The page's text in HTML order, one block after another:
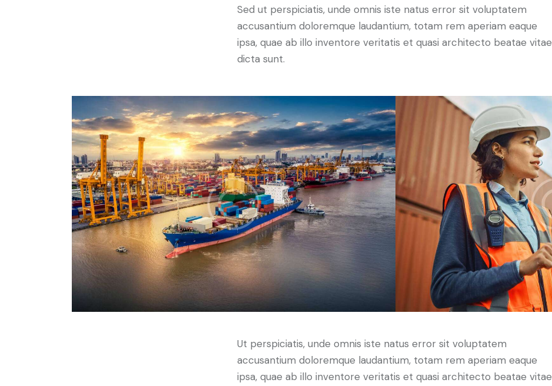
Sed ut perspiciatis, unde omnis iste natus error sit voluptatem
accusantium doloremque laudantium, totam rem aperiam eaque
ipsa, quae ab illo inventore veritatis et quasi architecto beatae vitae
dicta sunt.
Ut perspiciatis, unde omnis iste natus error sit voluptatem
accusantium doloremque laudantium, totam rem aperiam eaque
ipsa, quae ab illo inventore veritatis et quasi architecto beatae vitae